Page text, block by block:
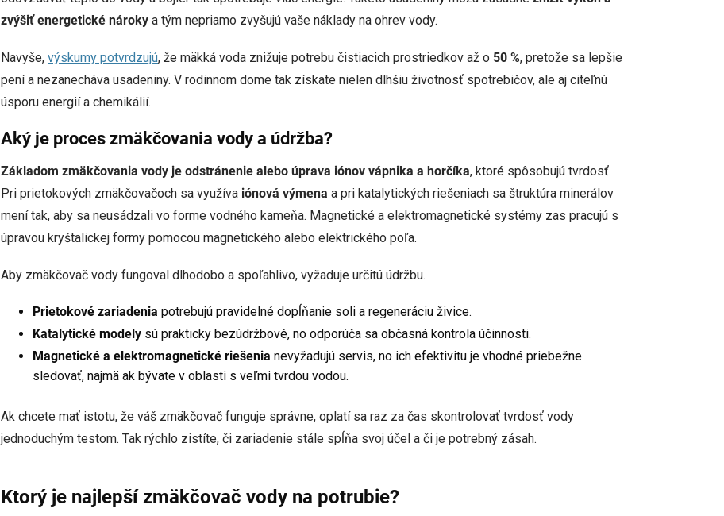
zvýšiť energetické nároky a tým nepriamo zvyšujú vaše náklady na ohrev vody.
Navyše, výskumy potvrdzujú, že mäkká voda znižuje potrebu čistiacich prostriedkov až o 50 %, pretože sa lepšie
pení a nezanecháva usadeniny. V rodinnom dome tak získate nielen dlhšiu životnosť spotrebičov, ale aj citeľnú
úsporu energií a chemikálií.
Aký je proces zmäkčovania vody a údržba?
Základom zmäkčovania vody je odstránenie alebo úprava iónov vápnika a horčíka, ktoré spôsobujú tvrdosť.
Pri prietokových zmäkčovačoch sa využíva iónová výmena a pri katalytických riešeniach sa štruktúra minerálov
mení tak, aby sa neusádzali vo forme vodného kameňa. Magnetické a elektromagnetické systémy zas pracujú s
úpravou kryštalickej formy pomocou magnetického alebo elektrického poľa.
Aby zmäkčovač vody fungoval dlhodobo a spoľahlivo, vyžaduje určitú údržbu.
Prietokové zariadenia potrebujú pravidelné dopĺňanie soli a regeneráciu živice.
Katalytické modely sú prakticky bezúdržbové, no odporúča sa občasná kontrola účinnosti.
Magnetické a elektromagnetické riešenia nevyžadujú servis, no ich efektivitu je vhodné priebežne
sledovať, najmä ak bývate v oblasti s veľmi tvrdou vodou.
Ak chcete mať istotu, že váš zmäkčovač funguje správne, oplatí sa raz za čas skontrolovať tvrdosť vody
jednoduchým testom. Tak rýchlo zistíte, či zariadenie stále spĺňa svoj účel a či je potrebný zásah.
Ktorý je najlepší zmäkčovač vody na potrubie?